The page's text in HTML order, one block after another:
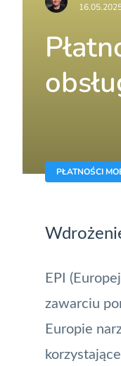
PŁATNOŚCI
EPI
zawarciu
Europie